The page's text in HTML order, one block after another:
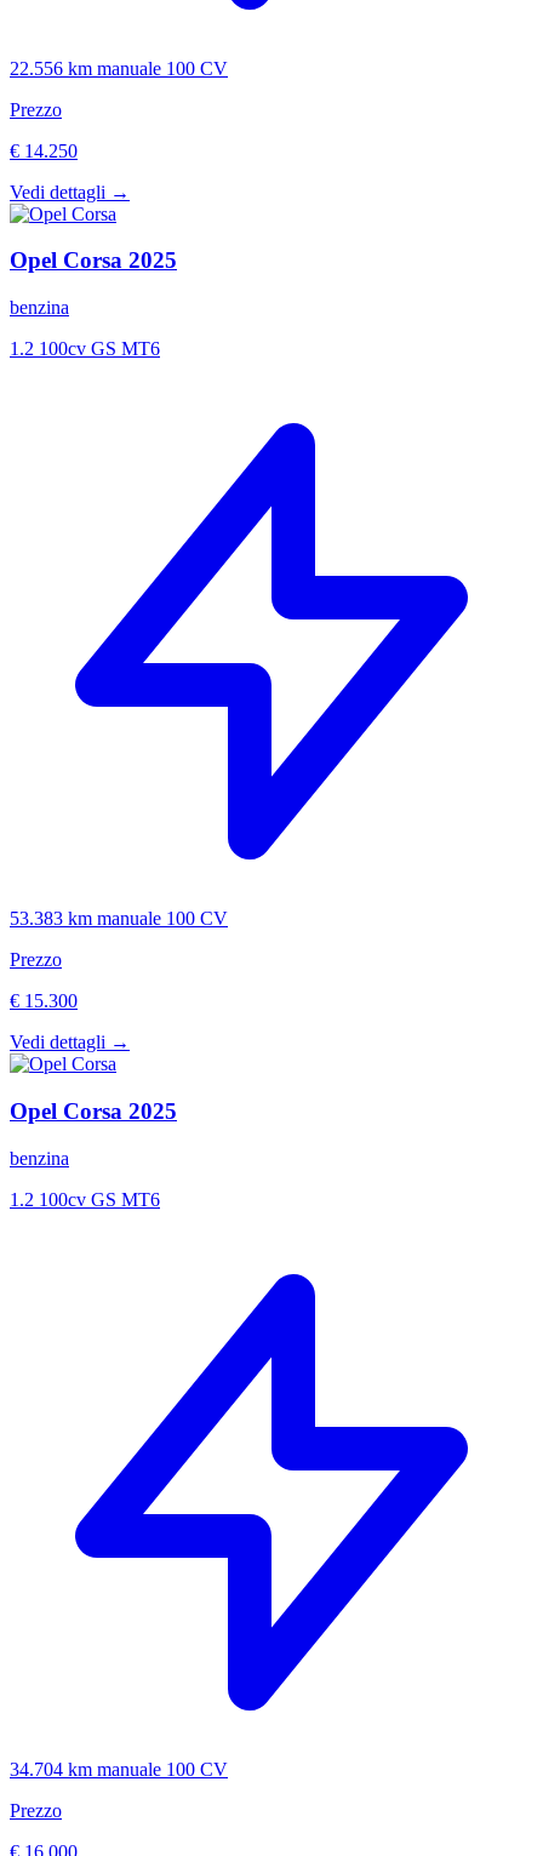
22.556 km manuale 100 CV
Prezzo
€ 14.250
Vedi dettagli →
Opel Corsa 2025
benzina
1.2 100cv GS MT6
53.383 km manuale 100 CV
Prezzo
€ 15.300
Vedi dettagli →
Opel Corsa 2025
benzina
1.2 100cv GS MT6
34.704 km manuale 100 CV
Prezzo
€ 16.000